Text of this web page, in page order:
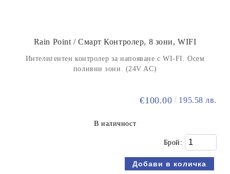
Rain Point / Смарт Контролер, 8 зони, WIFI
Интелигентен контролер за напояване с WI-FI. Осем
поливни зони. (24V AC)
€100.00 195.58 лв.
В наличност
Брой: